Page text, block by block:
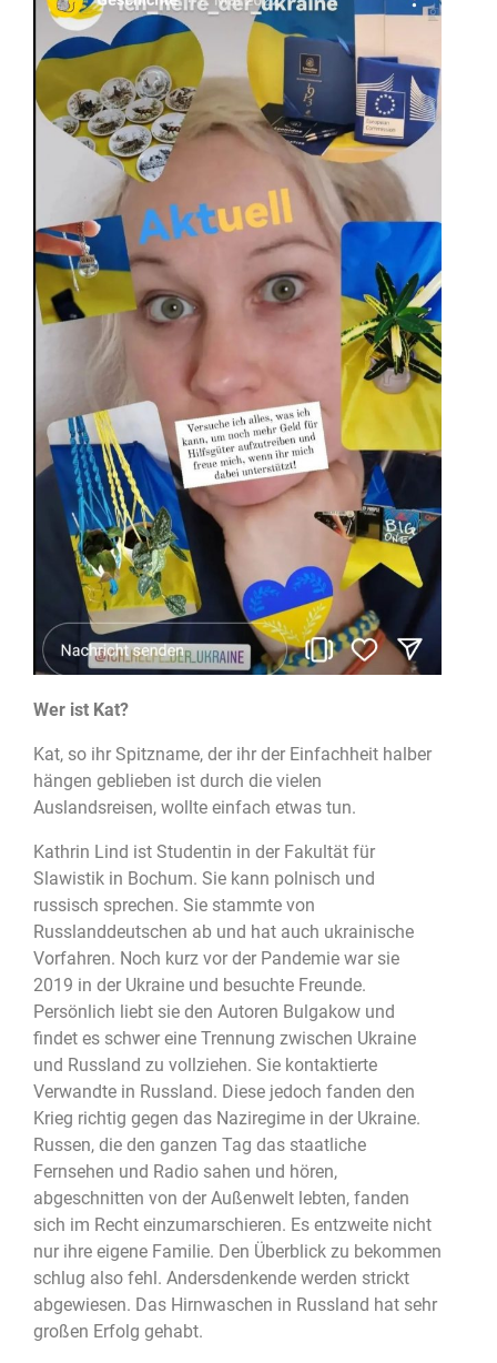
Wer ist Kat?
Kat, so ihr Spitzname, der ihr der Einfachheit halber
hängen geblieben ist durch die vielen
Auslandsreisen, wollte einfach etwas tun.
Kathrin Lind ist Studentin in der Fakultät für
Slawistik in Bochum. Sie kann polnisch und
russisch sprechen. Sie stammte von
Russlanddeutschen ab und hat auch ukrainische
Vorfahren. Noch kurz vor der Pandemie war sie
2019 in der Ukraine und besuchte Freunde.
Persönlich liebt sie den Autoren Bulgakow und
findet es schwer eine Trennung zwischen Ukraine
und Russland zu vollziehen. Sie kontaktierte
Verwandte in Russland. Diese jedoch fanden den
Krieg richtig gegen das Naziregime in der Ukraine.
Russen, die den ganzen Tag das staatliche
Fernsehen und Radio sahen und hören,
abgeschnitten von der Außenwelt lebten, fanden
sich im Recht einzumarschieren. Es entzweite nicht
nur ihre eigene Familie. Den Überblick zu bekommen
schlug also fehl. Andersdenkende werden strickt
abgewiesen. Das Hirnwaschen in Russland hat sehr
großen Erfolg gehabt.